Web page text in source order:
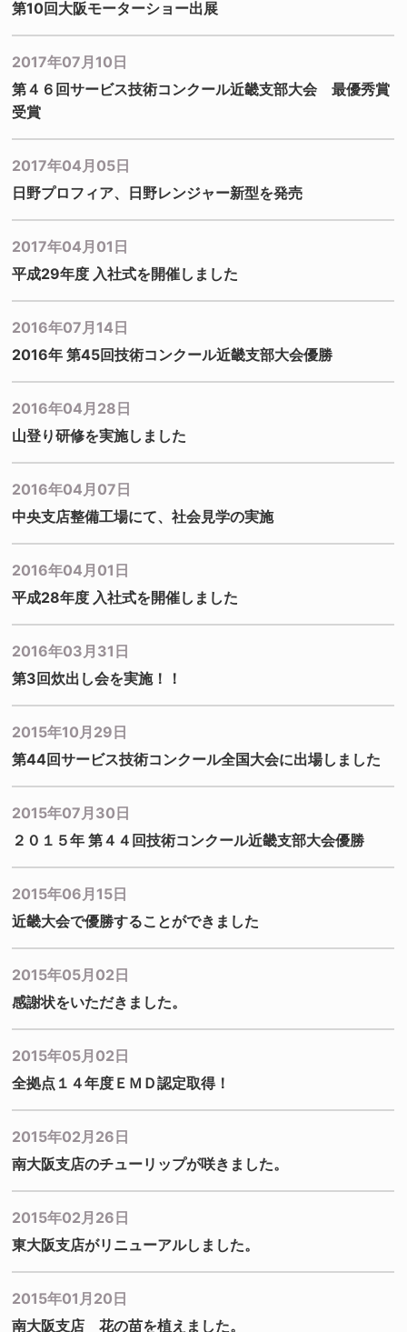
第10回大阪モーターショー出展
2017年07月10日
第４６回サービス技術コンクール近畿支部大会 最優秀賞
受賞
2017年04月05日
日野プロフィア、日野レンジャー新型を発売
2017年04月01日
平成29年度 入社式を開催しました
2016年07月14日
2016年 第45回技術コンクール近畿支部大会優勝
2016年04月28日
山登り研修を実施しました
2016年04月07日
中央支店整備工場にて、社会見学の実施
2016年04月01日
平成28年度 入社式を開催しました
2016年03月31日
第3回炊出し会を実施！！
2015年10月29日
第44回サービス技術コンクール全国大会に出場しました
2015年07月30日
２０１５年 第４４回技術コンクール近畿支部大会優勝
2015年06月15日
近畿大会で優勝することができました
2015年05月02日
感謝状をいただきました。
2015年05月02日
全拠点１４年度ＥＭＤ認定取得！
2015年02月26日
南大阪支店のチューリップが咲きました。
2015年02月26日
東大阪支店がリニューアルしました。
2015年01月20日
南大阪支店 花の苗を植えました。